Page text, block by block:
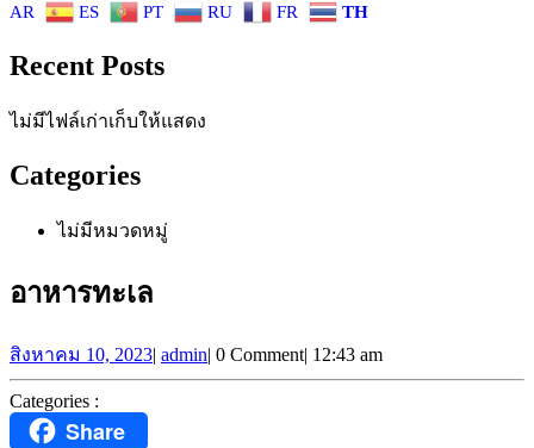
AR
ES PT RU FR TH
Recent Posts
ไม่มีไฟล์เก่าเก็บให้แสดง
Categories
ไม่มีหมวดหมู่
อาหารทะเล
สิงหาคม 10, 2023สิงหาคม
10,
| adminอาหาร
| 0 Comment| 12:43 am
Categories :
Share